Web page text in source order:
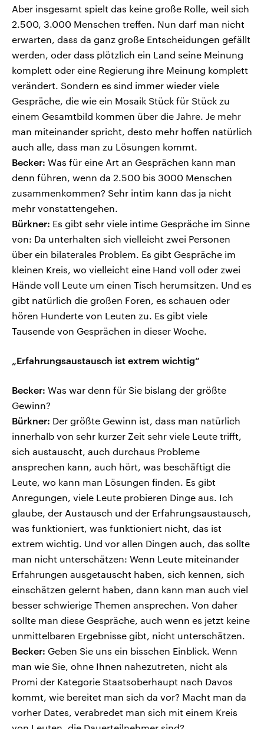
Aber insgesamt spielt das keine große Rolle, weil sich
2.500, 3.000 Menschen treffen. Nun darf man nicht
erwarten, dass da ganz große Entscheidungen gefällt
werden, oder dass plötzlich ein Land seine Meinung
komplett oder eine Regierung ihre Meinung komplett
verändert. Sondern es sind immer wieder viele
Gespräche, die wie ein Mosaik Stück für Stück zu
einem Gesamtbild kommen über die Jahre. Je mehr
man miteinander spricht, desto mehr hoffen natürlich
auch alle, dass man zu Lösungen kommt.
Becker: Was für eine Art an Gesprächen kann man
denn führen, wenn da 2.500 bis 3000 Menschen
zusammenkommen? Sehr intim kann das ja nicht
mehr vonstattengehen.
Bürkner: Es gibt sehr viele intime Gespräche im Sinne
von: Da unterhalten sich vielleicht zwei Personen
über ein bilaterales Problem. Es gibt Gespräche im
kleinen Kreis, wo vielleicht eine Hand voll oder zwei
Hände voll Leute um einen Tisch herumsitzen. Und es
gibt natürlich die großen Foren, es schauen oder
hören Hunderte von Leuten zu. Es gibt viele
Tausende von Gesprächen in dieser Woche.
„Erfahrungsaustausch ist extrem wichtig“
Becker: Was war denn für Sie bislang der größte
Gewinn?
Bürkner: Der größte Gewinn ist, dass man natürlich
innerhalb von sehr kurzer Zeit sehr viele Leute trifft,
sich austauscht, auch durchaus Probleme
ansprechen kann, auch hört, was beschäftigt die
Leute, wo kann man Lösungen finden. Es gibt
Anregungen, viele Leute probieren Dinge aus. Ich
glaube, der Austausch und der Erfahrungsaustausch,
was funktioniert, was funktioniert nicht, das ist
extrem wichtig. Und vor allen Dingen auch, das sollte
man nicht unterschätzen: Wenn Leute miteinander
Erfahrungen ausgetauscht haben, sich kennen, sich
einschätzen gelernt haben, dann kann man auch viel
besser schwierige Themen ansprechen. Von daher
sollte man diese Gespräche, auch wenn es jetzt keine
unmittelbaren Ergebnisse gibt, nicht unterschätzen.
Becker: Geben Sie uns ein bisschen Einblick. Wenn
man wie Sie, ohne Ihnen nahezutreten, nicht als
Promi der Kategorie Staatsoberhaupt nach Davos
kommt, wie bereitet man sich da vor? Macht man da
vorher Dates, verabredet man sich mit einem Kreis